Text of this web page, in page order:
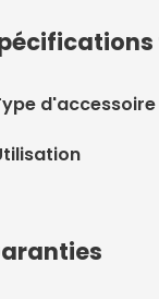
d'accessoire